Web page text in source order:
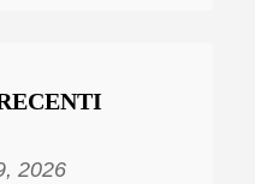
2026